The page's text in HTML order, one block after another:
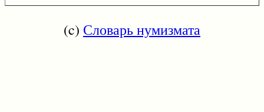
(c) Словарь нумизмата